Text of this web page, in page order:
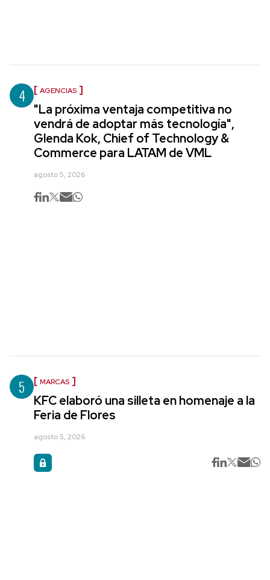
4 AGENCIAS
"La próxima ventaja competitiva no
vendrá de adoptar más tecnología",
Glenda Kok, Chief of Technology &
Commerce para LATAM de VML
agosto 5, 2026
5 MARCAS
KFC elaboró una silleta en homenaje a la
Feria de Flores
agosto 5, 2026